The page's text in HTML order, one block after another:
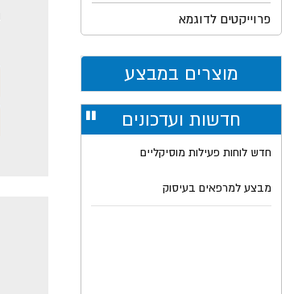
פרוייקטים לדוגמא
מוצרים במבצע
עצור
חדשות ועדכונים
חדש לוחות פעילות מוסיקליים
מבצע למרפאים בעיסוק